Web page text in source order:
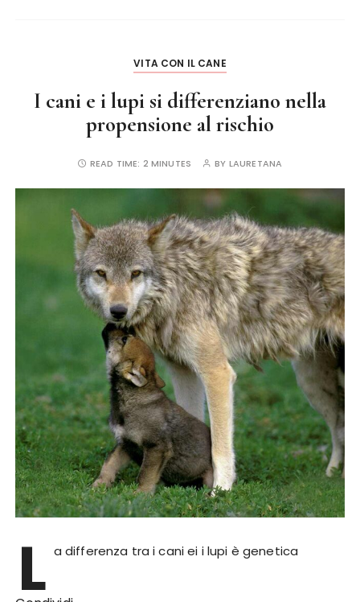
VITA CON IL CANE
I cani e i lupi si differenziano nella
propensione al rischio
READ TIME: 2 MINUTES BY LAURETANA
L a differenza tra i cani ei i lupi è genetica